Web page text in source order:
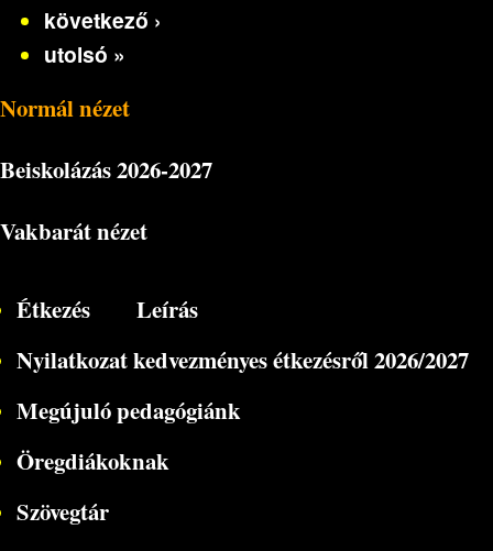
következő ›
utolsó »
Normál nézet
Beiskolázás2026-2027
Vakbarát nézet
Étkezés
Leírás
Nyilatkozat kedvezményes étkezésről 2026/2027
Megújuló pedagógiánk
Öregdiákoknak
Szövegtár